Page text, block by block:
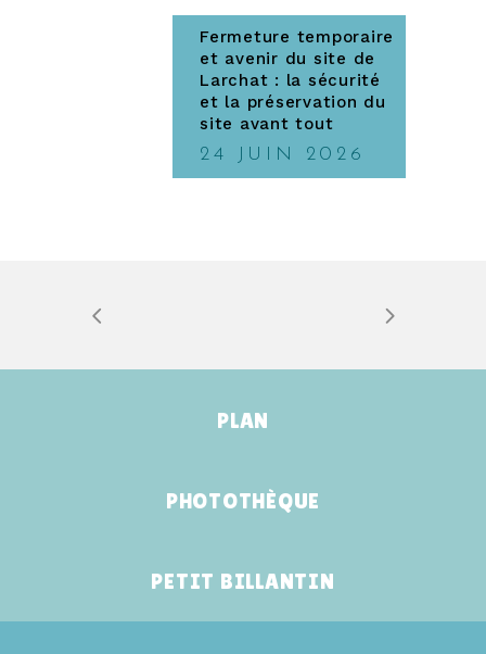
Fermeture temporaire
et avenir du site de
Larchat : la sécurité
et la préservation du
site avant tout
24 JUIN 2026
PLAN
PHOTOTHÈQUE
PETIT BILLANTIN